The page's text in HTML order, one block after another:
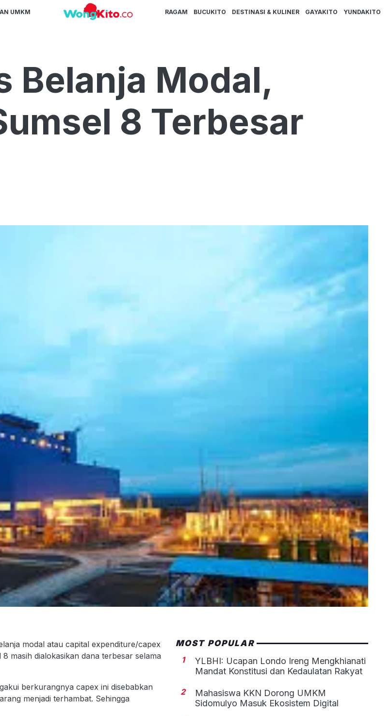
UMKM RAGAM BUCUKITO DESTINASI & KULINER GAYAKITO YUNDAKITO
Belanja Modal,
8 Terbesar
modal atau capital expenditure/capex
masih dialokasikan dana terbesar selama
berkurangnya capex ini disebabkan
menjadi terhambat. Sehingga
MOST POPULAR
1
YLBHI: Ucapan Londo Ireng Mengkhianati
Mandat Konstitusi dan Kedaulatan Rakyat
2
Mahasiswa KKN Dorong UMKM
Sidomulyo Masuk Ekosistem Digital